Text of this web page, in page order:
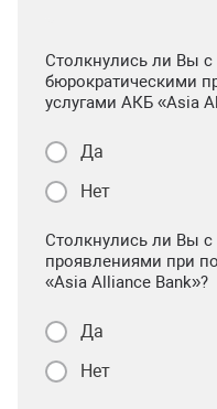
Столкнулись ли Вы
бюрократическими
услугами АКБ «Asia
Да
Нет
Столкнулись ли Вы
проявлениями при
«Asia Alliance Bank»?
Да
Нет